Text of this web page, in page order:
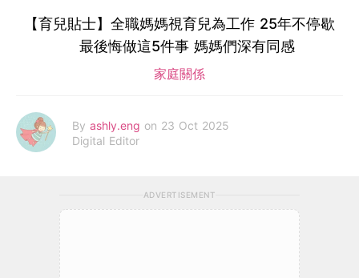
【育兒貼士】全職媽媽視育兒為工作 25年不停歇
最後悔做這5件事 媽媽們深有同感
家庭關係
By ashly.eng on 23 Oct 2025
Digital Editor
ADVERTISEMENT